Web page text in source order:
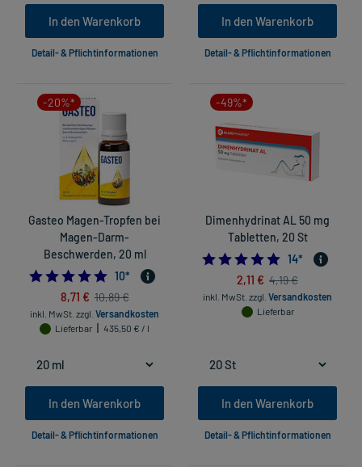
In den Warenkorb
Detail- & Pflichtinformationen
In den Warenkorb
Detail- & Pflichtinformationen
-20%*
Gasteo Magen-Tropfen bei
Magen-Darm-
Beschwerden, 20 ml
5.0
10*
8,71 € 10,89 €
inkl. MwSt. zzgl. Versandkosten
Lieferbar
435,50 € / l
In den Warenkorb
Detail- & Pflichtinformationen
-49%*
Dimenhydrinat AL 50 mg
Tabletten, 20 St
14*
2,11 € 4,19 €
inkl. MwSt. zzgl. Versandkosten
Lieferbar
In den Warenkorb
Detail- & Pflichtinformationen